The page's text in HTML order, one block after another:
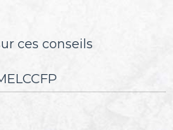
ces conseils